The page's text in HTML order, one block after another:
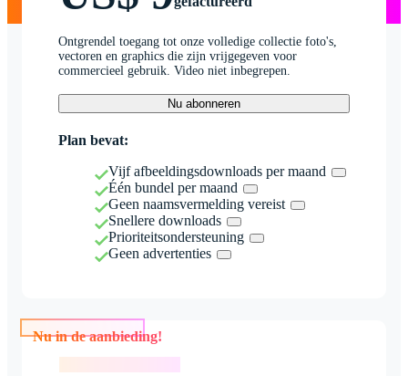
Ontgrendel toegang tot onze volledige collectie foto's,
vectoren en graphics die zijn vrijgegeven voor
commercieel gebruik. Video niet inbegrepen.
Nu abonneren
Plan bevat:
Vijf afbeeldingsdownloads per maand
Één bundel per maand
Geen naamsvermelding vereist
Snellere downloads
Prioriteitsondersteuning
Geen advertenties
Nu in de aanbieding!